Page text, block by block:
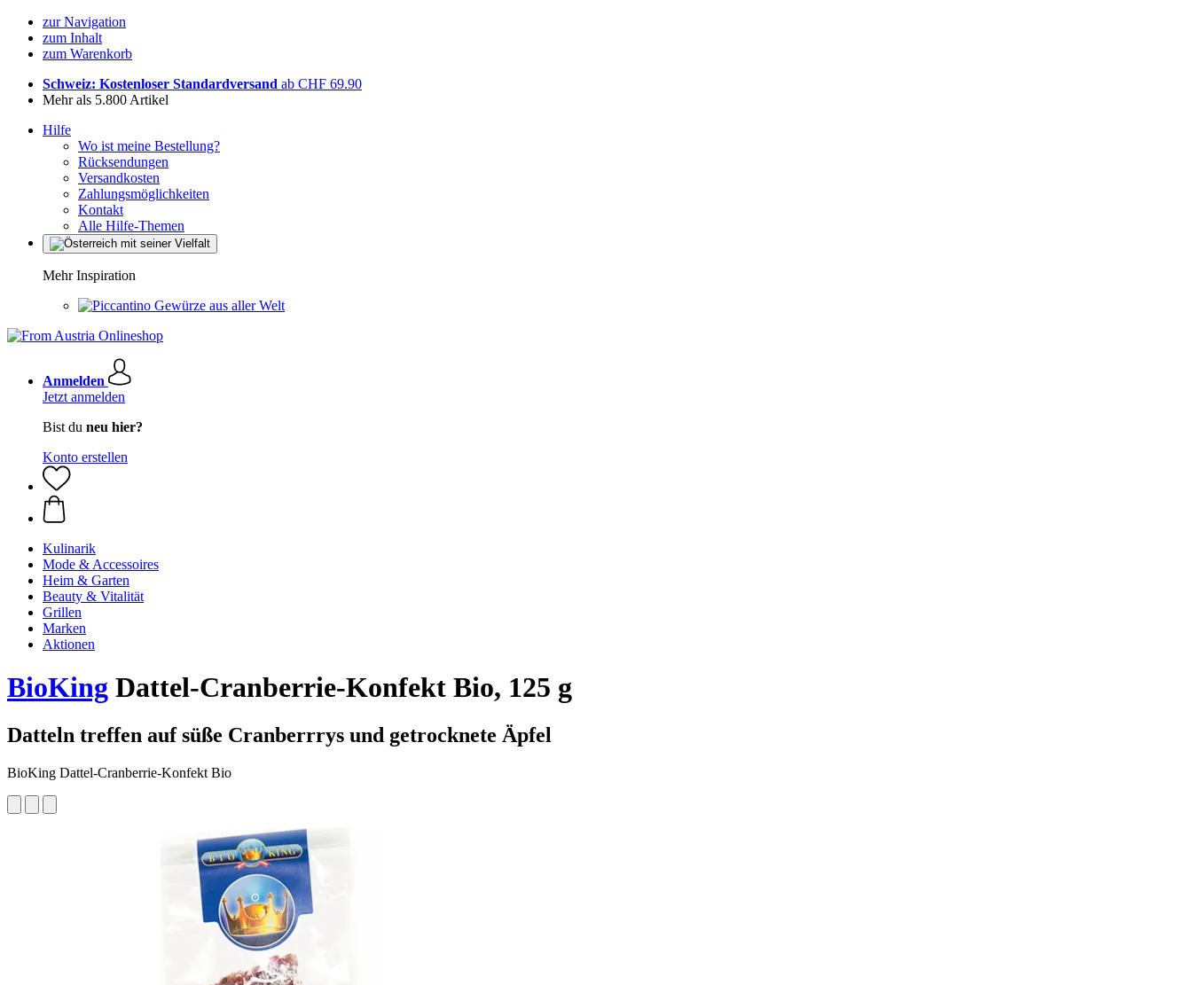
zur Navigation
zum Inhalt
zum Warenkorb
Schweiz: Kostenloser Standardversand ab CHF 69.90
Mehr als 5.800 Artikel
Hilfe
Wo ist meine Bestellung?
Rücksendungen
Versandkosten
Zahlungsmöglichkeiten
Kontakt
Alle Hilfe-Themen
Mehr Inspiration
Gewürze aus aller Welt
Anmelden
Jetzt anmelden
Bist du neu hier?
Konto erstellen
Kulinarik
Mode & Accessoires
Heim & Garten
Beauty & Vitalität
Grillen
Marken
Aktionen
BioKing Dattel-Cranberrie-Konfekt Bio, 125 g
Datteln treffen auf süße Cranberrrys und getrocknete Äpfel
BioKing Dattel-Cranberrie-Konfekt Bio